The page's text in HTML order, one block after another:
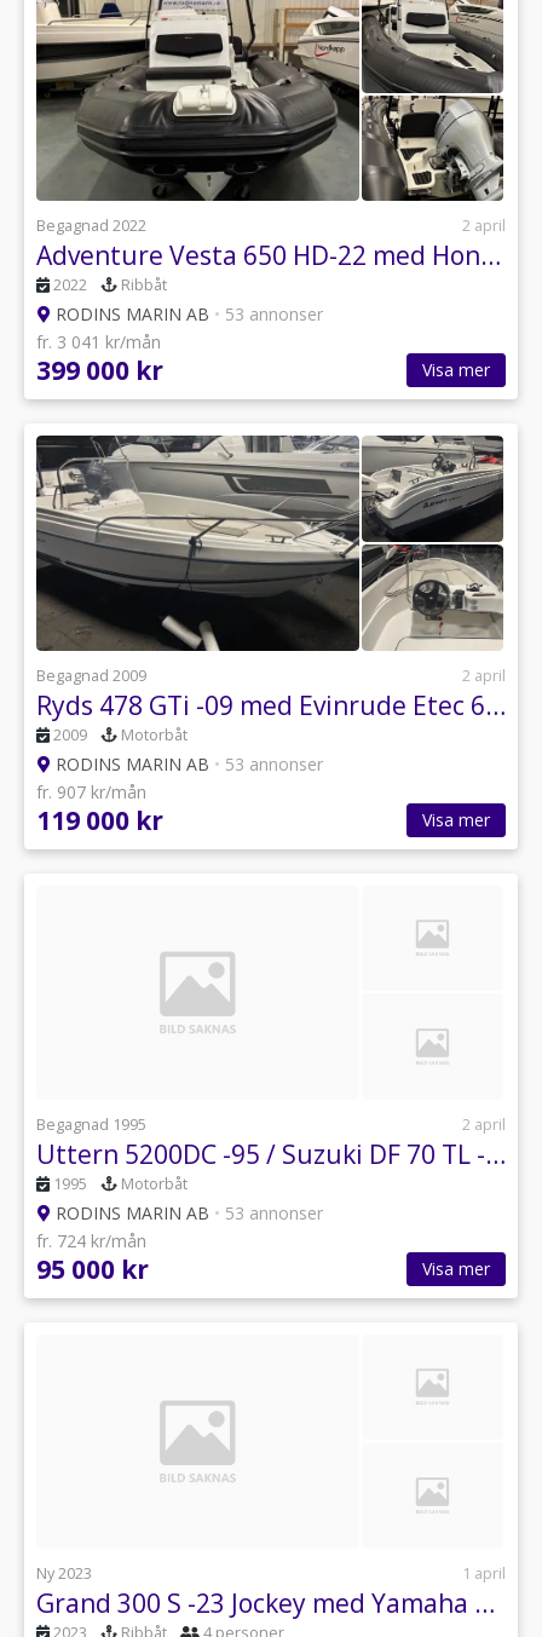
Begagnad 2022 2 april
Adventure Vesta 650 HD-22 med Honda DF 150 Vtec-22
2022 Ribbåt
RODINS MARIN AB • 53 annonser
fr. 3 041 kr/mån
399 000 kr Visa mer
Begagnad 2009 2 april
Ryds 478 GTi -09 med Evinrude Etec 60 DSL -10
2009 Motorbåt
RODINS MARIN AB • 53 annonser
fr. 907 kr/mån
119 000 kr Visa mer
Begagnad 1995 2 april
Uttern 5200DC -95 / Suzuki DF 70 TL -08
1995 Motorbåt
RODINS MARIN AB • 53 annonser
fr. 724 kr/mån
95 000 kr Visa mer
Ny 2023 1 april
Grand 300 S -23 Jockey med Yamaha F9.9JES -25
2023 Ribbåt 4 personer